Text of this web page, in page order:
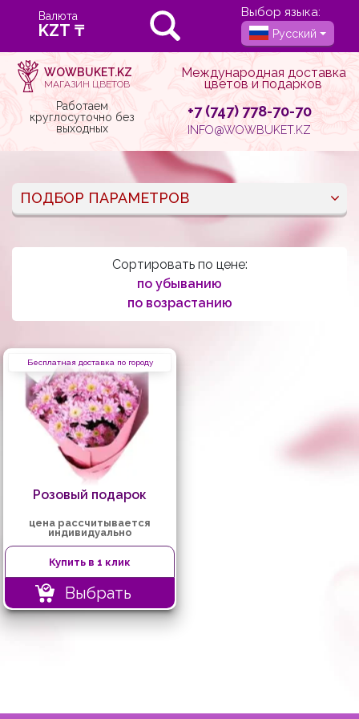
Валюта Выбор языка:
Русский
WOWBUKET.KZ
МАГАЗИН ЦВЕТОВ
Международная доставка
цветов и подарков
Работаем
круглосуточно без
выходных
+7 (747) 778-70-70
INFO@WOWBUKET.KZ
ПОДБОР ПАРАМЕТРОВ
Сортировать по цене:
по убыванию
по возрастанию
Бесплатная доставка по городу
Розовый подарок
цена рассчитывается
индивидуально
Купить в 1 клик
Выбрать